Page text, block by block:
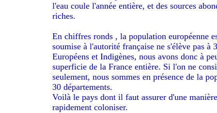
l'eau coule l'année entière, et des sources
riches.
En chiffres ronds , la population européenne
soumise à l'autorité française ne s'élève pas
Européens et Indigènes, nous avons donc à
superficie de la France entière. Si l'on ne
seulement, nous sommes en présence de la
30 départements.
Voilà le pays dont il faut assurer d'une
rapidement coloniser.